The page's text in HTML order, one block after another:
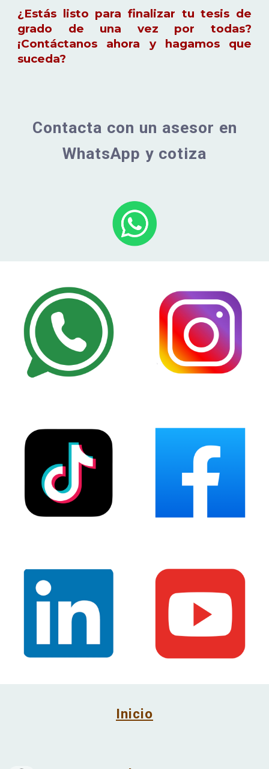
¿Estás listo para finalizar tu tesis de
grado de una vez por todas?
¡Contáctanos ahora y hagamos que
suceda?
Contacta con un asesor en
WhatsApp y cotiza
Inicio